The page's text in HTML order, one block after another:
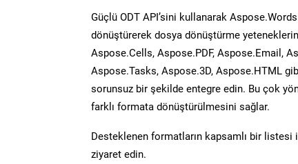
Güçlü ODT API’sini kullanarak
dönüştürerek dosya dönüştürme
Aspose.Cells, Aspose.PDF, Aspose.Email,
Aspose.Tasks, Aspose.3D, Aspose.HTML
sorunsuz bir şekilde entegre edin. Bu çok
farklı formata dönüştürülmesini sağlar.
Desteklenen formatların kapsamlı bir listesi
ziyaret edin.